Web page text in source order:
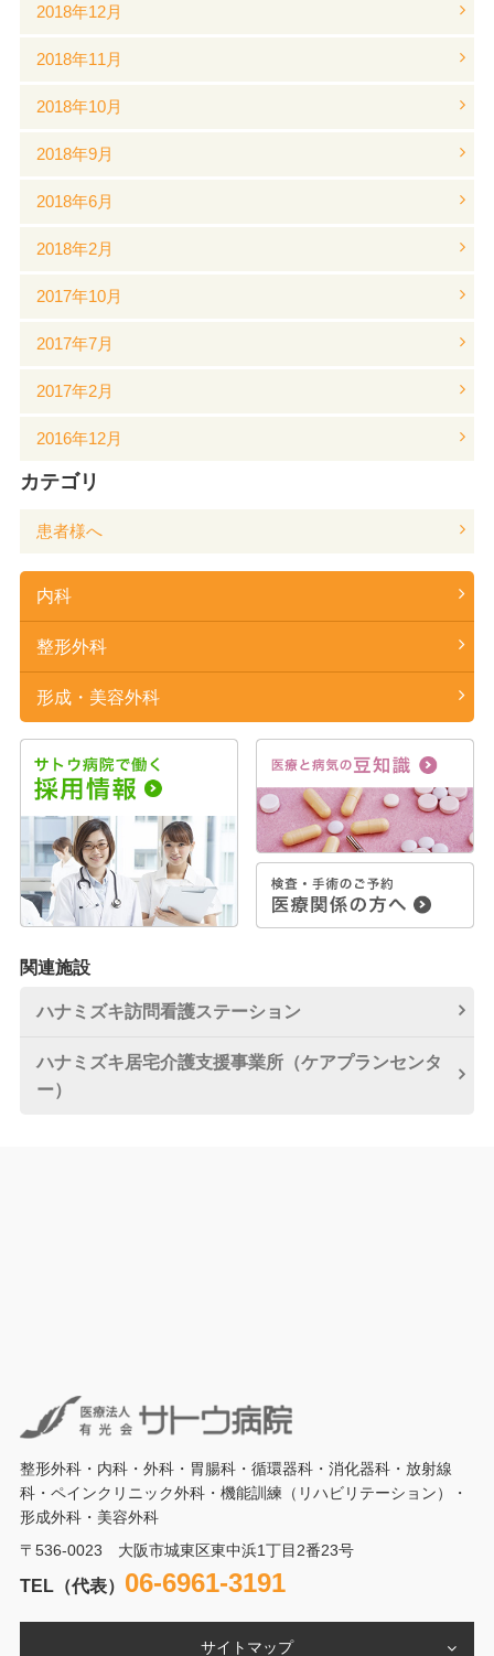
2018年12月
2018年11月
2018年10月
2018年9月
2018年6月
2018年2月
2017年10月
2017年7月
2017年2月
2016年12月
カテゴリ
患者様へ
内科
整形外科
形成・美容外科
関連施設
ハナミズキ訪問看護ステーション
ハナミズキ居宅介護支援事業所（ケアプランセンタ
ー）
整形外科・内科・外科・胃腸科・循環器科・消化器科・放射線
科・ペインクリニック外科・機能訓練（リハビリテーション）・
形成外科・美容外科
〒536-0023 大阪市城東区東中浜1丁目2番23号
TEL（代表） 06-6961-3191
サイトマップ